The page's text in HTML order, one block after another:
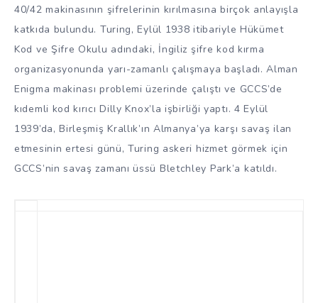
40/42 makinasının şifrelerinin kırılmasına birçok anlayışla
katkıda bulundu. Turing, Eylül 1938 itibariyle Hükümet
Kod ve Şifre Okulu adındaki, İngiliz şifre kod kırma
organizasyonunda yarı-zamanlı çalışmaya başladı. Alman
Enigma makinası problemi üzerinde çalıştı ve GCCS’de
kıdemli kod kırıcı Dilly Knox’la işbirliği yaptı. 4 Eylül
1939’da, Birleşmiş Krallık’ın Almanya’ya karşı savaş ilan
etmesinin ertesi günü, Turing askeri hizmet görmek için
GCCS’nin savaş zamanı üssü Bletchley Park’a katıldı.